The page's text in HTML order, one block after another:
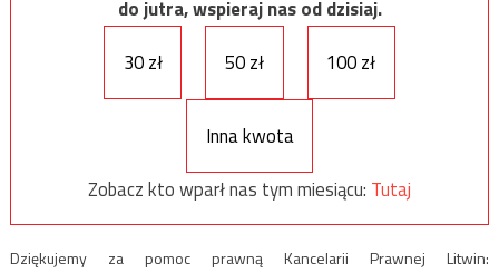
do jutra, wspieraj nas od dzisiaj.
30 zł
50 zł 100 zł
Inna kwota
Zobacz kto wparł nas tym miesiącu: Tutaj
Dziękujemy za pomoc prawną Kancelarii Prawnej Litwin: